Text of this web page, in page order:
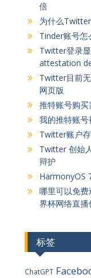
倍
为什么
Tinder账号怎
Twitter登录
attestation
Twitter目前
网页版
推特账号购买
我的推特账号
Twitter账户
Twitter 创始
辩护
HarmonyOS
哪里可以免
界杯网络直播
标签
ChatGPT